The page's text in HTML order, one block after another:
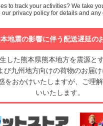
本地震の影響に伴う配送遅延の
した熊本県熊本地方を震源と
び九州地方向けの荷物のお届
をおかけいたしますが、ご理
いいたします。
to track your activities? We take
our privacy policy for details and any